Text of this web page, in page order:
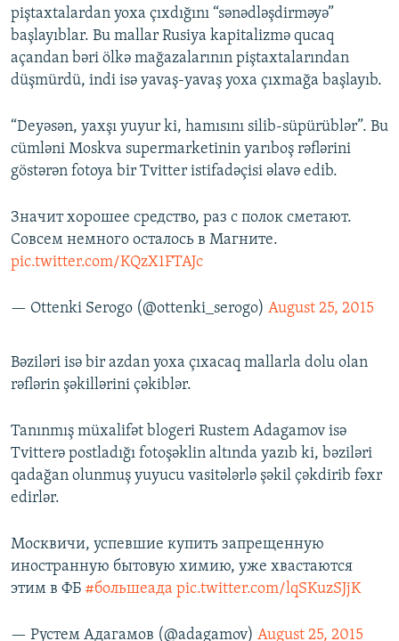
piştaxtalardan yoxa çıxdığını “sənədləşdirməyə”
başlayıblar. Bu mallar Rusiya kapitalizmə qucaq
açandan bəri ölkə mağazalarının piştaxtalarından
düşmürdü, indi isə yavaş-yavaş yoxa çıxmağa başlayıb.
“Deyəsən, yaxşı yuyur ki, hamısını silib-süpürüblər”. Bu
cümləni Moskva supermarketinin yarıboş rəflərini
göstərən fotoya bir Tvitter istifadəçisi əlavə edib.
Значит хорошее средство, раз с полок сметают.
Совсем немного осталось в Магните.
pic.twitter.com/KQzX1FTAJc
— Ottenki Serogo (@ottenki_serogo) August 25, 2015
Bəziləri isə bir azdan yoxa çıxacaq mallarla dolu olan
rəflərin şəkillərini çəkiblər.
Tanınmış müxalifət blogeri Rustem Adagamov isə
Tvitterə postladığı fotoşəklin altında yazıb ki, bəziləri
qadağan olunmuş yuyucu vasitələrlə şəkil çəkdirib fəxr
edirlər.
Москвичи, успевшие купить запрещенную
иностранную бытовую химию, уже хвастаются
этим в ФБ #большеада pic.twitter.com/lqSKuzSJjK
— Рустем Адагамов (@adagamov) August 25, 2015